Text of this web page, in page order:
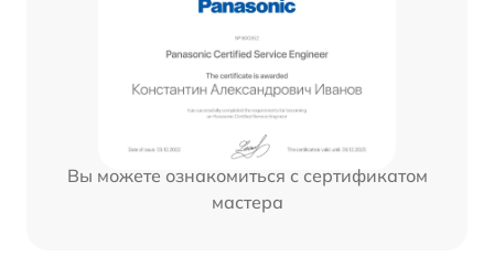
Вы можете ознакомиться с сертификатом
мастера